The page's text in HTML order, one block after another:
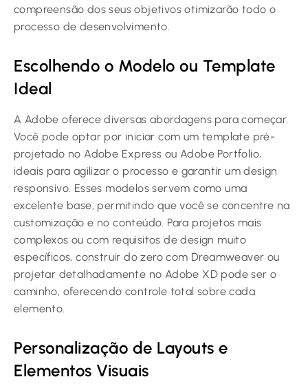
compreensão dos seus objetivos otimizarão todo o
processo de desenvolvimento.
Escolhendo o Modelo ou Template
Ideal
A Adobe oferece diversas abordagens para começar.
Você pode optar por iniciar com um template pré-
projetado no Adobe Express ou Adobe Portfolio,
ideais para agilizar o processo e garantir um design
responsivo. Esses modelos servem como uma
excelente base, permitindo que você se concentre na
customização e no conteúdo. Para projetos mais
complexos ou com requisitos de design muito
específicos, construir do zero com Dreamweaver ou
projetar detalhadamente no Adobe XD pode ser o
caminho, oferecendo controle total sobre cada
elemento.
Personalização de Layouts e
Elementos Visuais